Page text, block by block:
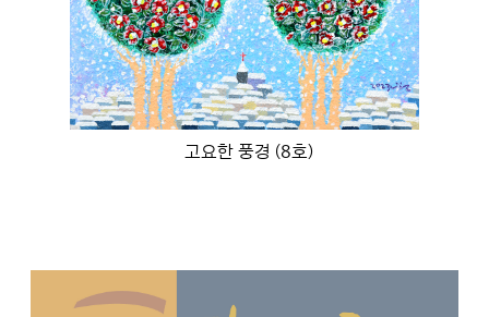
고요한 풍경 (8호)